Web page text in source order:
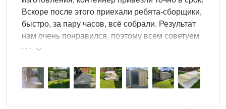
Вскоре после этого приехали ребята-сборщики,
быстро, за пару часов, всё собрали. Результат
нам очень понравился, поэтому всем советуем
эту фирму.